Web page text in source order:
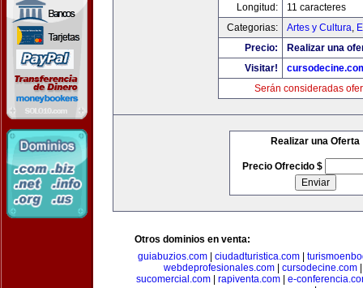
Longitud:
11 caracteres
Categorias:
Artes y Cultura,
Precio:
Realizar una
Visitar!
Serán consideradas
Realizar una Oferta
Precio Ofrecido $
Otros dominios en venta:
guiabuzios.com| ciudadturistica.com|
webdeprofesionales.com| cursodecine.com
sucomercial.com
rapiventa.com
e-